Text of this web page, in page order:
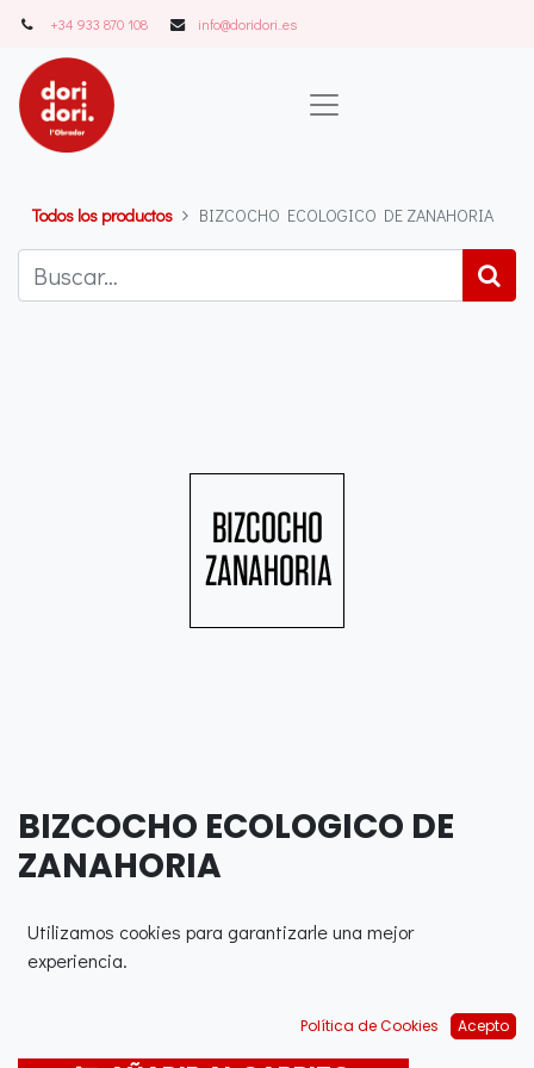
+34 933 870 108 info@doridori..es
Todos los productos BIZCOCHO ECOLOGICO DE ZANAHORIA
BIZCOCHO ECOLOGICO DE
ZANAHORIA
0,00€
Utilizamos cookies para garantizarle una mejor
experiencia.
Política de Cookies Acepto